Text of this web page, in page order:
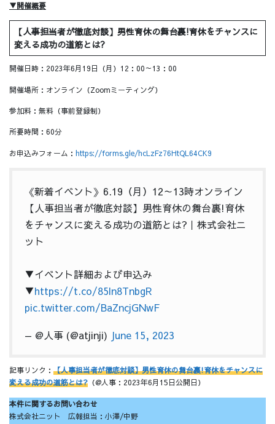
▼開催概要
【人事担当者が徹底対談】男性育休の舞台裏!育休をチャンスに
変える成功の道筋とは?
開催日時：2023年6月19日（月）12：00～13：00
開催場所：オンライン（Zoomミーティング）
参加料：無料（事前登録制）
所要時間：60分
お申込みフォーム： https://forms.gle/hcLzFz76HtQL64CK9
《新着イベント》6.19（月）12～13時オンライン
【人事担当者が徹底対談】男性育休の舞台裏!育休
をチャンスに変える成功の道筋とは?｜株式会社ニ
ット
▼イベント詳細および申込み
▼https://t.co/85ln8TnbgR
pic.twitter.com/BaZncjGNwF
— @人事 (@atjinji) June 15, 2023
記事リンク： 【人事担当者が徹底対談】男性育休の舞台裏!育休をチャンスに
変える成功の道筋とは? （@人事：2023年6月15日公開日）
本件に関するお問い合わせ
株式会社ニット 広報担当：小澤/中野